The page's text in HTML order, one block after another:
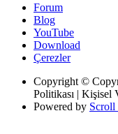
Forum
Blog
YouTube
Download
Çerezler
Copyright ©
Politikası | Kişisel
Powered by Scroll